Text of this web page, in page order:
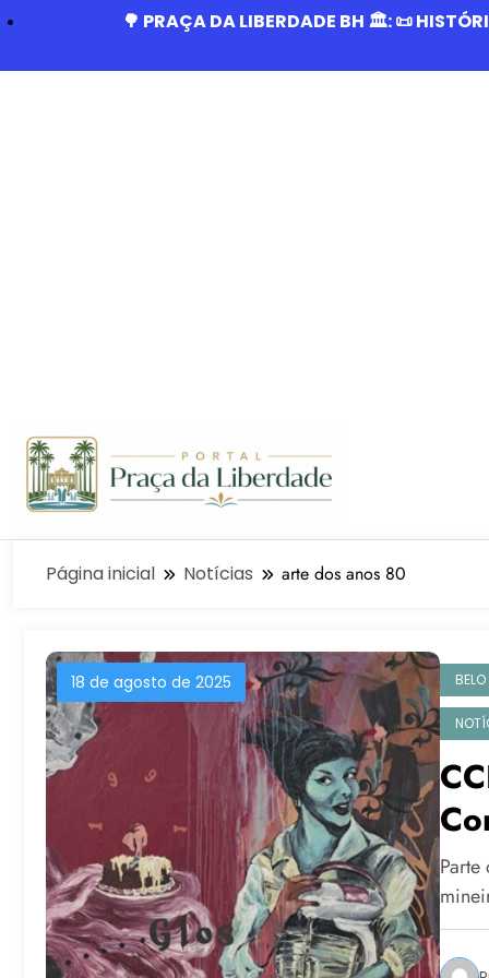
🌳 PRAÇA DA LIBERDADE BH 🏛️: 📜
Página inicial Notícias arte dos anos 80
18 de agosto de 2025
Parte